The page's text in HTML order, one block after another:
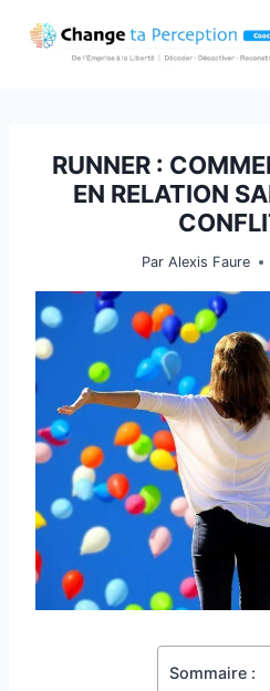
RUNNER :
EN RELATION
Par Alexis Faure
Sommaire :